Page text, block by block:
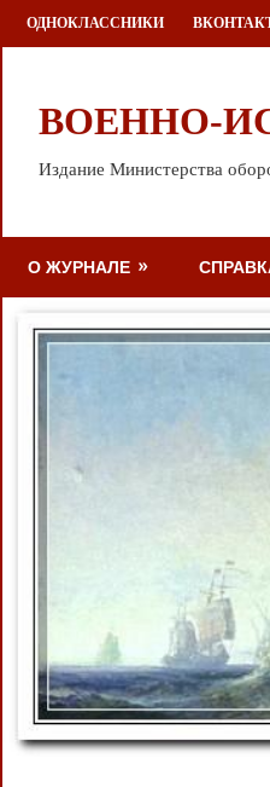
Перейти
к
ОДНОКЛАССНИКИ
ВОЕННО-
Издание Министерства
О ЖУРНАЛЕ